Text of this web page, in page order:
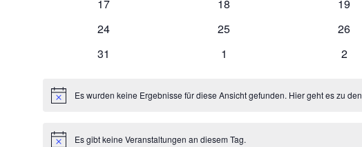
17 18 19
0
24
0
25
0
26
0
31
0
1
0
2
HinweisEs wurden keine Ergebnisse für diese Ansicht gefunden. Hier geht es zu den
HinweisEs gibt keine Veranstaltungen an diesem Tag.